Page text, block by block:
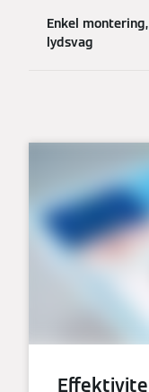
Enkel
lydsvag